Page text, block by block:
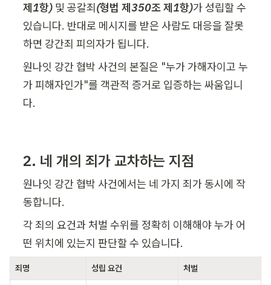
제1항) 및 공갈죄(형법 제350조 제1항)가 성립할 수
있습니다. 반대로 메시지를 받은 사람도 대응을 잘못
하면 강간죄 피의자가 됩니다.
원나잇 강간 협박 사건의 본질은 "누가 가해자이고 누
가 피해자인가"를 객관적 증거로 입증하는 싸움입니
다.
2. 네 개의 죄가 교차하는 지점
원나잇 강간 협박 사건에서는 네 가지 죄가 동시에 작
동합니다.
각 죄의 요건과 처벌 수위를 정확히 이해해야 누가 어
떤 위치에 있는지 판단할 수 있습니다.
죄명 성립 요건 처벌